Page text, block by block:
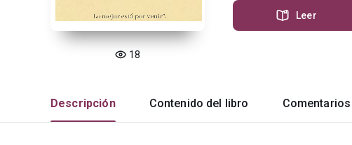
18
Leer
Descripción Contenido del libro Comentarios